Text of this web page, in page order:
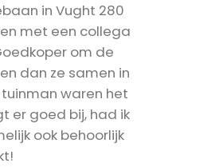
in Vught 280
met een collega
om de
dan ze samen in
waren het
er goed bij, had ik
ook behoorlijk